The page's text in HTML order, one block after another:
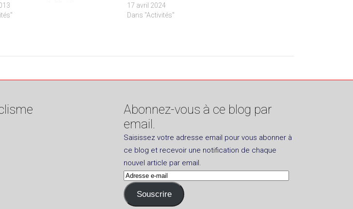
17 avril 2024
Dans "Activités"
Abonnez-vous à ce blog par
email.
Saisissez votre adresse email pour vous abonner à
ce blog et recevoir une notification de chaque
nouvel article par email.
Adresse
e-
mail
Souscrire